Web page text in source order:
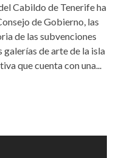
Cabildo de Tenerife ha
de Gobierno, las
de las subvenciones
de arte de la isla
que cuenta con una...